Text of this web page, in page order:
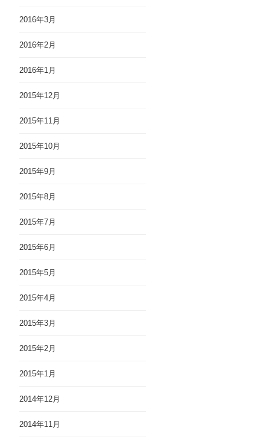
2016年3月
2016年2月
2016年1月
2015年12月
2015年11月
2015年10月
2015年9月
2015年8月
2015年7月
2015年6月
2015年5月
2015年4月
2015年3月
2015年2月
2015年1月
2014年12月
2014年11月